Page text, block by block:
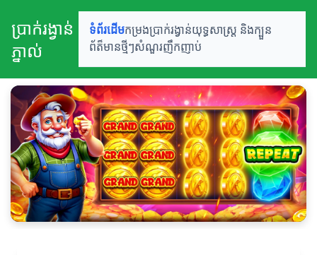
ប្រាក់រង្វាន់
ភ្នាល់
ទំព័រដើមកម្រងប្រាក់រង្វាន់យុទ្ធសាស្ត្រ និងក្បួន
ព័ត៏មានថ្មីៗសំណួរញឹកញាប់